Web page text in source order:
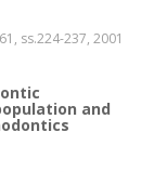
ss.224-237, 2001
and